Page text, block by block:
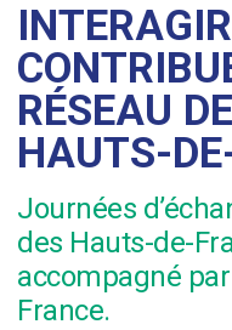
RÉSEAU
HAUTS-
Journées
des Hauts-de-
accompagné
France.